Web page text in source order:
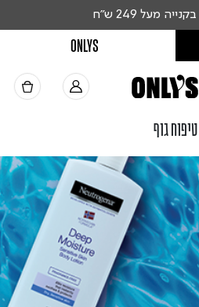
מעל 249 ש"ח
ONLYS
טיפוח גוף